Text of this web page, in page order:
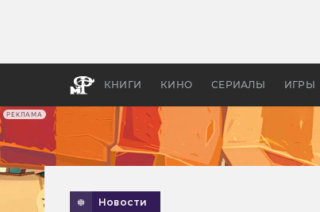
РЕКЛАМА
КНИГИ КИНО СЕРИАЛЫ ИГРЫ
Новости